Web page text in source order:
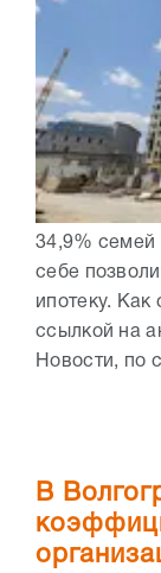
34,9% семей
себе
ипотеку.
ссылкой на
Новости, по
В